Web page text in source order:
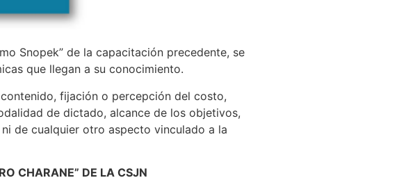
Snopek” de la capacitación precedente, se
que llegan a su conocimiento.
fijación o percepción del costo,
de dictado, alcance de los objetivos,
de cualquier otro aspecto vinculado a la
CHARANE” DE LA CSJN